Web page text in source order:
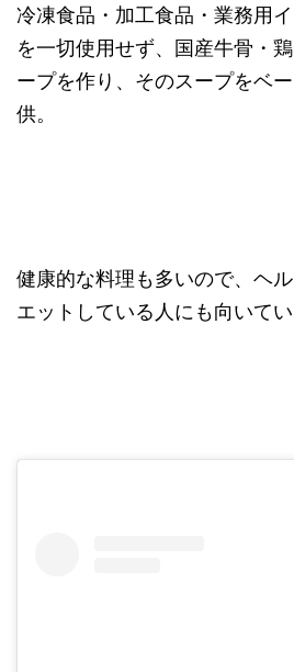
冷凍食品・加工食品・業務用
を一切使用せず、国産牛骨・
ープを作り、そのスープをベ
供。
健康的な料理も多いので、ヘ
エットしている人にも向いてい